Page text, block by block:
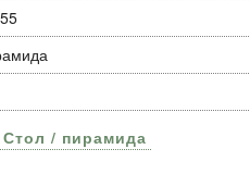
Стол / пирамида